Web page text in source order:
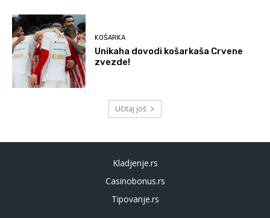
KOŠARKA
Unikaha dovodi košarkaša Crvene
zvezde!
Učitaj još
Kladjenje.rs
Casinobonus.rs
Tipovanje.rs